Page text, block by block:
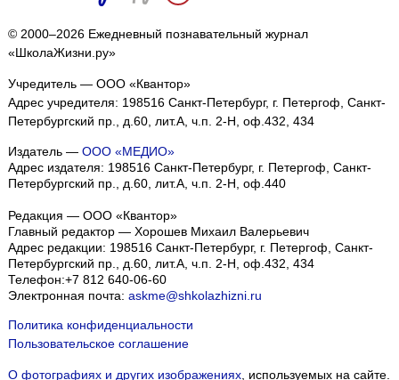
© 2000–2026 Ежедневный познавательный журнал
«ШколаЖизни.ру»
Учредитель — ООО «Квантор»
Адрес учредителя: 198516 Санкт-Петербург, г. Петергоф, Санкт-
Петербургский пр., д.60, лит.А, ч.п. 2-Н, оф.432, 434
Издатель — ООО «МЕДИО»
Адрес издателя: 198516 Санкт-Петербург, г. Петергоф, Санкт-
Петербургский пр., д.60, лит.А, ч.п. 2-Н, оф.440
Редакция — ООО «Квантор»
Главный редактор — Хорошев Михаил Валерьевич
Адрес редакции: 198516 Санкт-Петербург, г. Петергоф Санкт-
Петербургский пр., д.60, лит.А, ч.п. 2-Н, оф.432, 434
Телефон:+7 812 640-06-60
Электронная почта: askme@shkolazhizni.ru
Политика конфиденциальности
Пользовательское соглашение
О фотографиях и других изображениях, используемых на сайте.